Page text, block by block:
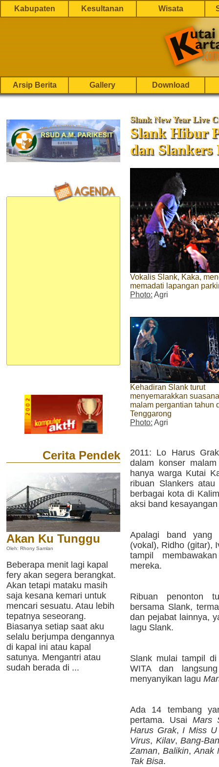
Kabupaten Kesultanan Wisata
Arsip Berita Gallery Download
Cerita Pendek
Akan Ku Tunggu
Oleh: Rhony Samlan
Beberapa menit lagi kapal
fery akan segera berangkat.
Akan tetapi mataku masih
saja kesana kemari untuk
mencari sesuatu. Atau lebih
tepatnya seseorang.
Biasanya setiap saat aku
selalu berjumpa dengannya
di kapal ini atau kapal
satunya. Mengantri atau
sudah berada di ...
Slank New Year Live
Slank Hibur
dan
Vokalis Slank, Kaka,
memadati lapangan
Photo: Agri
Kehadiran Slank turut
menyemarakkan suasana
malam pergantian tahun
Tenggarong
Photo: Agri
2011: Lo Harus
dalam konser
hanya warga Kutai
ribuan Slankers
berbagai kota di
aksi band
Apalagi band yang
(vokal), Ridho (gitar),
tampil
mereka.
Ribuan penonton
bersama Slank,
dan pejabat lainnya,
lagu Slank.
Slank mulai tampil
WITA dan
menyanyikan lagu
Ada 14 tembang
pertama. Usai Mars
Harus Grak,I Miss
Virus, Kilav,Bang-
Zaman,Balikin,Anak
Tak Bisa.